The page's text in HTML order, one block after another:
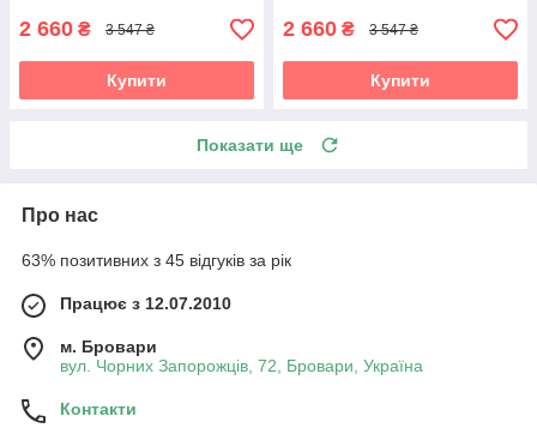
2 660 ₴ 3 547 ₴
Купити
2 660 ₴ 3 547 ₴
Купити
Показати ще
Про нас
63% позитивних з 45 відгуків за рік
Працює з 12.07.2010
м. Бровари
вул. Чорних Запорожців, 72, Бровари, Україна
Контакти